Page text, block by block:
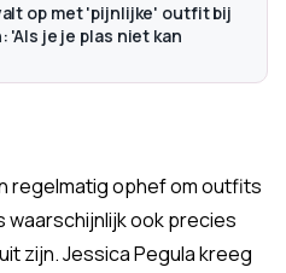
op met 'pijnlijke' outfit bij
'Als je je plas niet kan
regelmatig ophef om outfits
ook precies
zijn. Jessica Pegula kreeg